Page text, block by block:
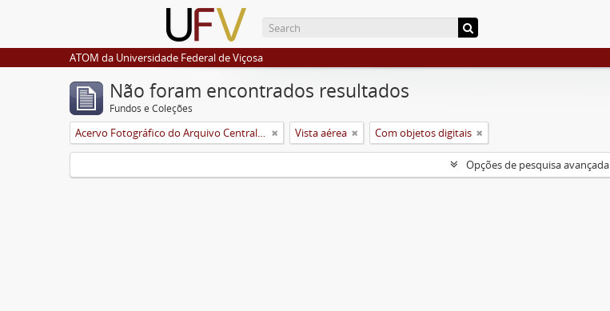
ATOM da Universidade Federal de Viçosa
Não foram encontrados resultados
Fundos e Coleções
Acervo Fotográfico do Arquivo Central Histórico da UFV Vista aérea Com objetos digitais
Opções de pesquisa avançada